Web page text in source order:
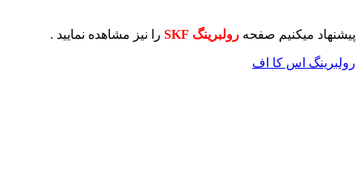
پیشنهاد میکنیم صفحه رولبرینگ SKF را نیز مشاهده نمایید .
رولبرینگ اس کا اف